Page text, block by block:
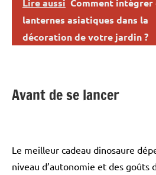
Lire aussi Comment intégrer
lanternes asiatiques dans la
décoration de votre jardin ?
Avant de se lancer
Le meilleur cadeau dinosaure
niveau d’autonomie et des goûts